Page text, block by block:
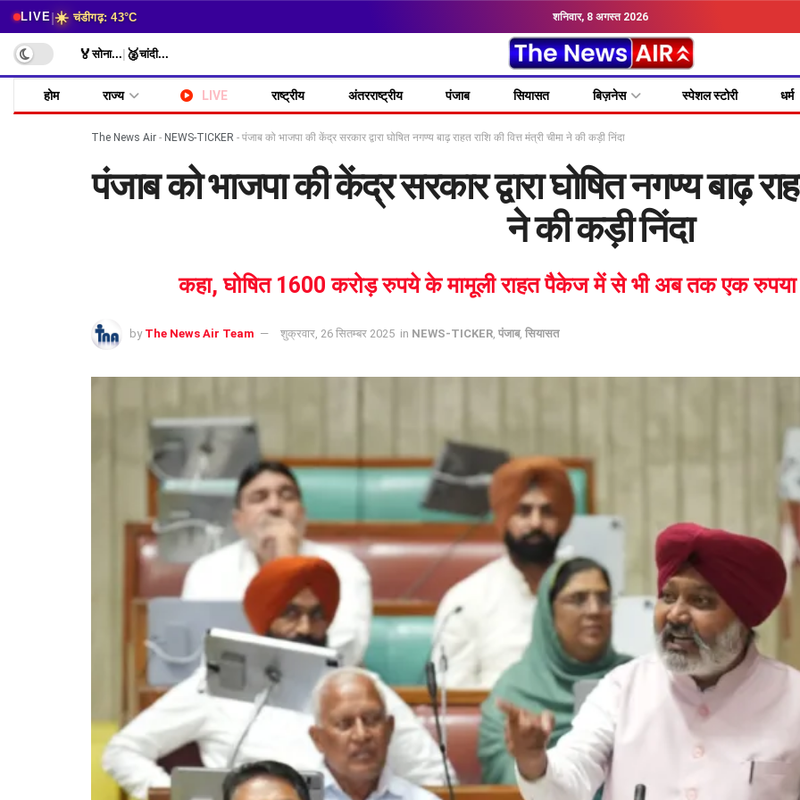
LIVE|☀️ चंडीगढ़: 43°C शनिवार, 8 अगस्त 2026
🏅सोना... 🥈चांदी...
होम राज्य LIVE राष्ट्रीय अंतरराष्ट्रीय पंजाब सियासत बिज़नेस स्पेशल स्टोरी धर्म
The News Air - NEWS-TICKER - पंजाब को भाजपा की केंद्र सरकार द्वारा घोषित नगण्य बाढ़ राहत राशि की वित्त मंत्री चीमा ने की कड़ी निंदा
पंजाब को भाजपा की केंद्र सरकार द्वारा घोषित नगण्य बाढ़
ने की कड़ी निंदा
कहा, घोषित 1600 करोड़ रुपये के मामूली राहत पैकेज में से भी अब तक एक
by The News Air Team शुक्रवार, 26 सितम्बर 2025 in NEWS-TICKER पंजाब, सियासत